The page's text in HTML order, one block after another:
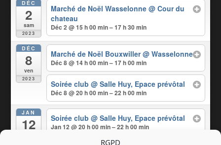
RGPD
DÉC
2
sam
2023
Marché de Noël Wasselonne @ Cour du
chateau
Déc 2 @ 15 h 00 min – 17 h 30 min
DÉC
8
ven
2023
Marché de Noël Bouxwiller@ Wasselonne
Déc 8 @ 14 h 00 min – 17 h 00 min
Soirée club @ Salle Huy, Epace prévôtal
Déc 8 @ 20 h 00 min – 22 h 00 min
JAN
12 Soirée club @ Salle Huy, Epace prévôtal
Jan 12 @ 20 h 00 min – 22 h 00 min